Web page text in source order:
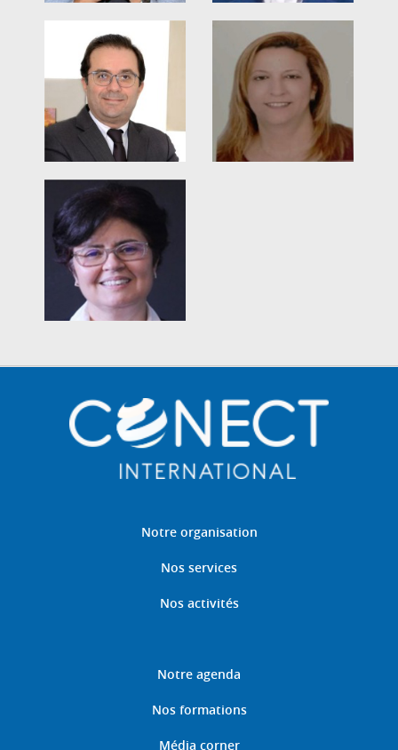
Notre organisation
Nos services
Nos activités
Notre agenda
Nos formations
Média corner